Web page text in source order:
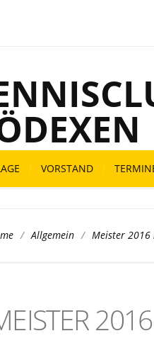
VORSTAND
/ Allgemein / Meister 2016